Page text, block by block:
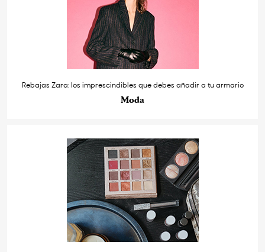
Rebajas Zara: los imprescindibles que debes añadir a tu armario
Moda